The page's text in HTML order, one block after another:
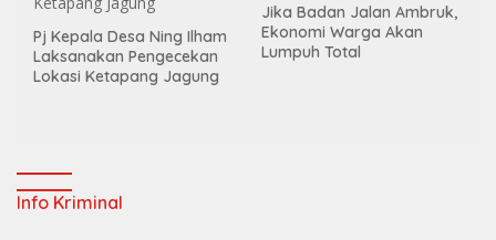
Pj Kepala Desa Ning Ilham
Laksanakan Pengecekan
Lokasi Ketapang Jagung
Jika Badan Jalan Ambruk,
Ekonomi Warga Akan
Lumpuh Total
Info Kriminal